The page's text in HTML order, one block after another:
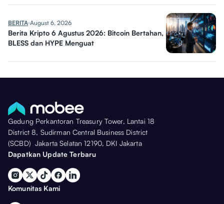
BERITA August 6, 2026
Berita Kripto 6 Agustus 2026: Bitcoin Bertahan,
BLESS dan HYPE Menguat
Gedung Perkantoran Treasury Tower, Lantai 18
District 8, Sudirman Central Business District
(SCBD) Jakarta Selatan 12190, DKI Jakarta
Dapatkan Update Terbaru
Komunitas Kami